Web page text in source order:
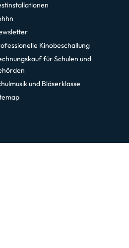
Kinobeschallung
für Schulen und
und Bläserklasse